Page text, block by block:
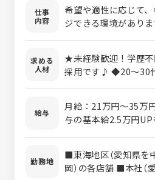
仕事
内容
希望や適性に応じて
ジできる環境があります！ 【店舗業
業務 【各部門担当】 ■商品開発、バイヤー
■製造、品質管理 ■
教育 ■販促、広報 な
り組んでいます。 ＜入社後の流れ＞ ▼店舗業
務の場合 まずは、基
運営業務にも挑戦し
求める
人材
★未経験歓迎！学歴
採用です♪ ◆20～30
好き ◎食べるのも作
長のために頑張りた
UPを叶えたい ◎スタ
会社で働きたい 【こんな経験は活かせます！】
※必須ではありませ
給与
月給：21万円～35万
与の基本給2.5万円
せん） ※残業代は別途支
収例】 メンバー（入社
勤務地
■東海地区（愛知県を
岡）の各店舗 ■本社（